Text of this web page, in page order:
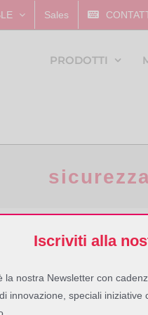
Sales
PRODOTTI
Iscriviti alla
la nostra Newsletter con
innovazione, speciali